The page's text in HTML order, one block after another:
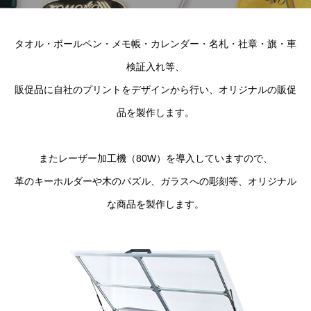
タオル・ボールペン・メモ帳・カレンダー・名札・社章・旗・車
検証入れ等、
販促品に自社のプリントをデザインから行い、オリジナルの販促
品を製作します。
またレーザー加工機（80W）を導入していますので、
革のキーホルダーや木のパズル、ガラスへの彫刻等、オリジナル
な商品を製作します。